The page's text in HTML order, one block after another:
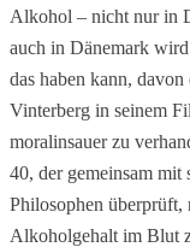
Alkohol – nicht nur in
auch in Dänemark
das haben kann,
Vinterberg in seinem
moralinsauer zu
40, der gemeinsam mit
Philosophen überprüft,
Alkoholgehalt im Blut